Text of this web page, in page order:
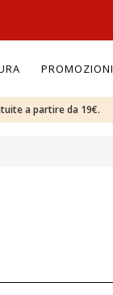
PROMOZIONI
a partire da 19€.